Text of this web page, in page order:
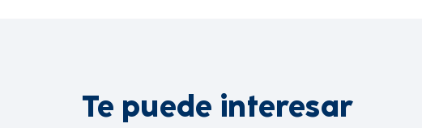
Te puede interesar